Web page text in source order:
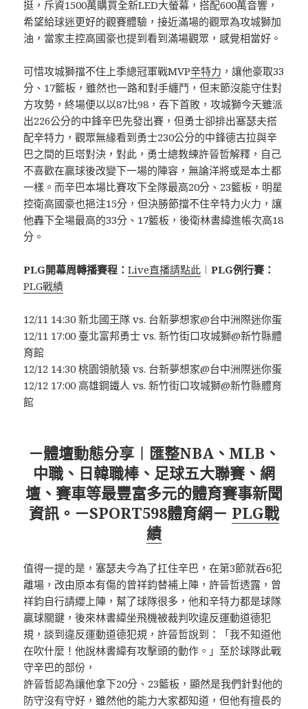
挺，斥資1500萬購買全新LED大螢幕，搭配600萬音響，
希望給球迷更好的觀賽體驗，接近滿場的觀眾為攻城獅加
油，當家主控高國豪也提到看到滿場觀眾，感覺相當好。
可惜攻城獅擋不住上季總冠軍戰MVP辛特力 ，讓他豪取33
分、17籃板，雖然也一路和對手纏鬥，但末節沒能守住對
方攻勢，終場便以以87比98，吞下首敗，攻城獅今天雖派
出226公分的中鋒辛巴先發出賽，但勇士卻排出塞瑟夫搭
配辛特力，觀眾無緣看到勇士230公分的中鋒德古拉與辛
巴之間的巨塔對決，對此，勇士總教練許晉哲解釋，自己
不喜歡在贏球後改變下一場的陣容，無論洋將或是本土都
一樣。而辛巴本場比賽攻下全隊最高20分、23籃板，明星
控衛高國豪也挹注15分，但決勝節擋不住辛特力火力，讓
他轟下全場最高的33分、17籃板，後衛林書緯進帳次高18
分。
PLG開幕周轉播賽程：Live直播請點此 ︱PLG例行賽：
PLG戰績
12/11 14:30 新北國王隊 vs. 台新夢想家@台中洲際迷你蛋
12/11 17:00 臺北富邦勇士 vs. 新竹街口攻城獅@新竹縣體
育館
12/12 14:30 桃園領航猿 vs. 台新夢想家@台中洲際迷你蛋
12/12 17:00 高雄鋼鐵人 vs. 新竹街口攻城獅@新竹縣體育
館
－體壇動態分享︱匯整NBA、MLB、
中職、日韓職棒、足球五大聯賽、網
壇、賽車等最豐富多元的體育賽事新聞
資訊。－SPORT598體育網－ PLG戰
績
值得一提的是，塞瑟夫今為了扛住辛巴，在第3節就吞6犯
離場，改由原本有傷的曾祥鈞替補上陣，許晉哲透露，曾
祥鈞自行請纓上陣，幫了球隊很多，他和辛特力都是球隊
贏球關鍵，後來林書緯坐飛機被裁判吹違反運動道德犯
規，談到違反運動道德犯規，許晉哲說到：「我不知道他
在吹什麼！他說林書緯有攻擊頭的動作。」至於球隊此戰
守辛巴的部份，
許晉哲認為讓他拿下20分、23籃板，顯然是我們針對他的
防守沒有守好，雖然他的能力大家都知道，但他有擅長的